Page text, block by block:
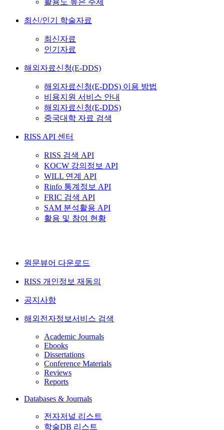
활용도 높은 주제
최신/인기 학술자료
최신자료
인기자료
해외자료신청(E-DDS)
해외자료신청(E-DDS) 이용 방법
비용지원 서비스 안내
해외자료신청(E-DDS)
중국대학 자료 검색
RISS API 센터
RISS 검색 API
KOCW 강의정보 API
WILL 연계 API
Rinfo 통계정보 API
FRIC 검색 API
SAM 분석활용 API
활용 및 참여 현황
원문뷰어 다운로드
RISS 개인정보 재동의
공지사항
해외전자정보서비스 검색
Academic Journals
Ebooks
Dissertations
Conference Materials
Reviews
Reports
Databases & Journals
전자저널 리스트
학술DB 리스트